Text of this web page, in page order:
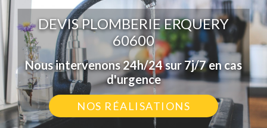
DEVIS PLOMBERIE ERQUERY
60600
Nous intervenons 24h/24 sur 7j/7 en cas
d'urgence
NOS RÉALISATIONS